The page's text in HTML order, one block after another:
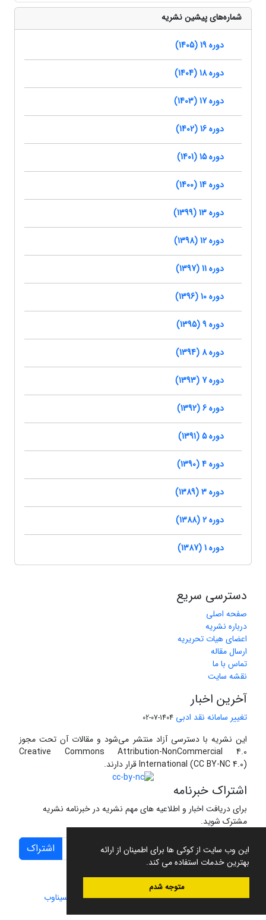
این وب سایت از کوکی ها برای اطمینان از ارائه
بهترین خدمات استفاده می کند.
متوجه شدم
شماره‌های پیشین نشریه
دوره 19 (1405)
دوره 18 (1404)
دوره 17 (1403)
دوره 16 (1402)
دوره 15 (1401)
دوره 14 (1400)
دوره 13 (1399)
دوره 12 (1398)
دوره 11 (1397)
دوره 10 (1396)
دوره 9 (1395)
دوره 8 (1394)
دوره 7 (1393)
دوره 6 (1392)
دوره 5 (1391)
دوره 4 (1390)
دوره 3 (1389)
دوره 2 (1388)
دوره 1 (1387)
دسترسی سریع
صفحه اصلی
درباره نشریه
اعضای هیات تحریریه
ارسال مقاله
تماس با ما
نقشه سایت
آخرین اخبار
تغییر سامانه نقد ادبی 1404-07-02
این نشریه با دسترسی آزاد منتشر می‌شود و مقالات آن تحت مجوز
Creative Commons Attribution-NonCommercial 4.0
International (CC BY-NC 4.0) قرار دارند.
اشتراک خبرنامه
برای دریافت اخبار و اطلاعیه های مهم نشریه در خبرنامه نشریه
مشترک شوید.
اشتراک
سامانه مدیریت نشریات علمی.طراحی و پیاده سازی از سیناوب